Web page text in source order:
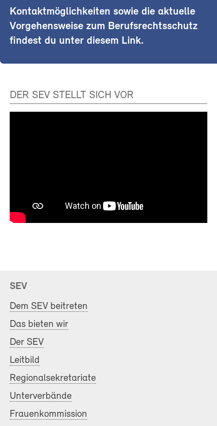
Kontaktmöglichkeiten sowie die aktuelle
Vorgehensweise zum Berufsrechtsschutz
findest du unter diesem Link.
DER SEV STELLT SICH VOR
SEV
Dem SEV beitreten
Das bieten wir
Der SEV
Leitbild
Regionalsekretariate
Unterverbände
Frauenkommission